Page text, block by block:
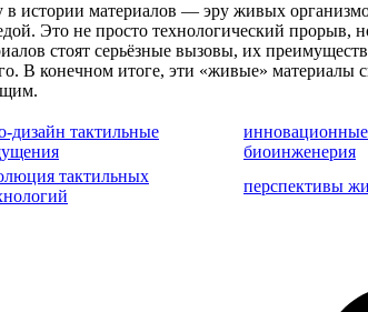
истории материалов — эру живых
Это не просто технологический
стоят серьёзные вызовы, их
В конечном итоге, эти «живые»
дизайн тактильные
биоинженерия
тактильных
перспективы